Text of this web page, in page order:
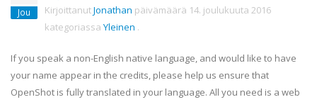
Jou KirjoittanutJonathan päivämäärä 14. joulukuuta 2016
kategoriassa Yleinen .
If you speak a non-English native language, and would like to have
your name appear in the credits, please help us ensure that
OpenShot is fully translated in your language. All you need is a web